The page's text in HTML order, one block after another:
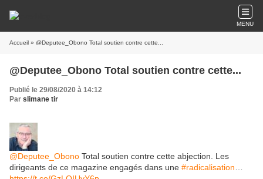
MENU
Accueil » @Deputee_Obono Total soutien contre cette...
@Deputee_Obono Total soutien contre cette...
Publié le 29/08/2020 à 14:12
Par slimane tir
@Deputee_Obono Total soutien contre cette abjection. Les
dirigeants de ce magazine engagés dans une #radicalisation